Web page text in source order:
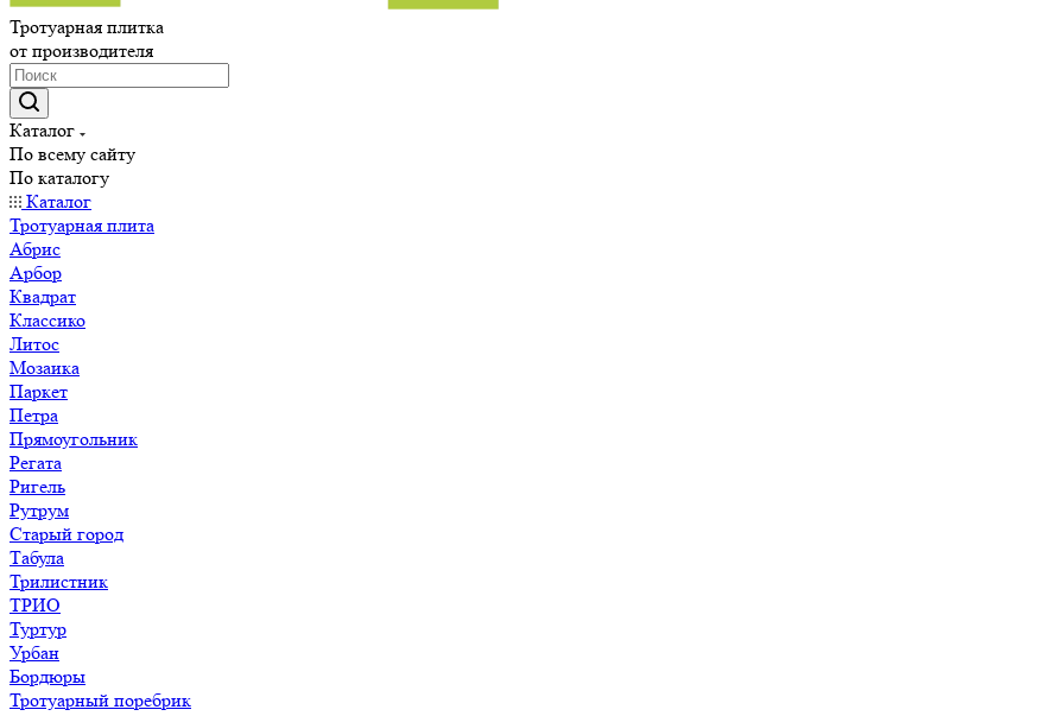
Тротуарная плитка
от производителя
Каталог
По всему сайту
По каталогу
Каталог
Тротуарная плита
Абрис
Арбор
Квадрат
Классико
Литос
Мозаика
Паркет
Петра
Прямоугольник
Регата
Ригель
Рутрум
Старый город
Табула
Трилистник
ТРИО
Туртур
Урбан
Бордюры
Тротуарный поребрик